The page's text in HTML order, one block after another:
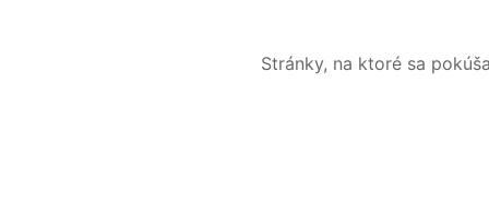
Stránky, na ktoré sa